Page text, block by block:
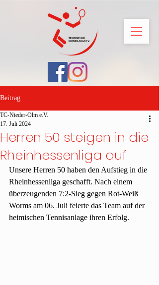
Beitrag
Herren 50 steigen in die
Rheinhessenliga auf
TC-Nieder-Olm e.V.
17. Juli 2024
Unsere Herren 50 haben den Aufstieg in die
Rheinhessenliga geschafft. Nach einem
überzeugenden 7:2-Sieg gegen Rot-Weiß
Worms am 06. Juli feierte das Team auf der
heimischen Tennisanlage ihren Erfolg.